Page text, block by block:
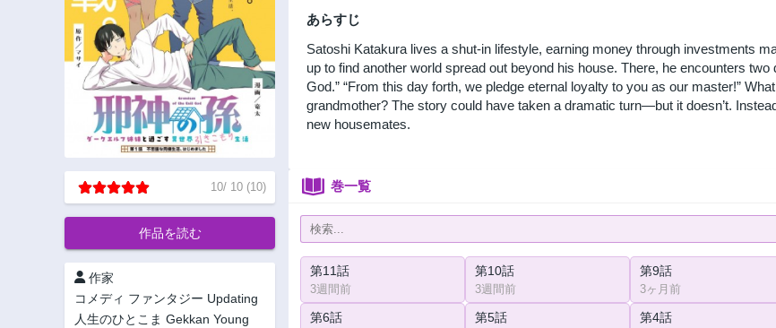
10/ 10 (10)
作品を読む
作家
コメディ ファンタジー Updating
人生のひとこま Gekkan Young
あらすじ
Satoshi Katakura lives a shut-in lifestyle, earning money through investments
up to find another world spread out beyond his house. There, he encounters
God.” “From this day forth, we pledge eternal loyalty to you as our master!”
grandmother? The story could have taken a dramatic turn—but it doesn’t.
new housemates.
巻一覧
第11話
3週間前
第10話
3週間前
第9話
3ヶ月前
第6話 第5話 第4話